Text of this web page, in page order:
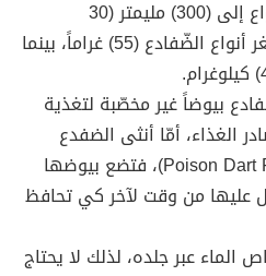
بينما يصل حجم أكبر الأنواع إلى (300) مليمتر (30
سنتيمتراً)، ويبلغ وزن أصغر أنواع الضّفادع (55) غراماً، بينما
بيوضاً غير مخصّبة لتغذية
الغذاء، أمّا أنثى الضفدع
السّام (بالإنجليزيّة: Poison Dart Frogs)، فتضع بيوضها
عليها من وقت لآخر كي تحافظ
الماء عبر جلده، لذلك لا يحتاج